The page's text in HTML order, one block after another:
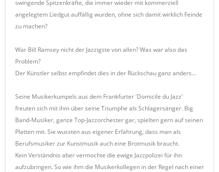
swingende Spitzenkräfte, die immer wieder mit kommerziell
angelegtem Liedgut auffällig wurden, ohne sich damit wirklich Feinde
zu machen?
War Bill Ramsey nicht der Jazzigste von allen? Was war also das
Problem?
Der Künstler selbst empfindet dies in der Rückschau ganz anders...
Seine Musikerkumpels aus dem Frankfurter 'Domicile du Jazz'
freuten sich mit ihm über seine Triumphe als Schlagersänger. Big
Band-Musiker, ganze Top-Jazzorchester gar, spielten gern auf seinen
Platten mit. Sie wussten aus eigener Erfahrung, dass man als
Berufsmusiker zur Kunstmusik auch eine Brotmusik braucht.
Kein Verständnis aber vermochte die ewige Jazzpolizei für ihn
aufzubringen. So wie ihm die Musikerkollegen in der Regel nach einer